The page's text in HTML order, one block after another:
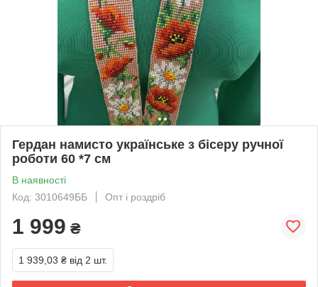
Гердан намисто українське з бісеру ручної
роботи 60 *7 см
В наявності
Код: 3010649ББ
Опт і роздріб
1 999 ₴
1 939,03 ₴ від 2 шт.